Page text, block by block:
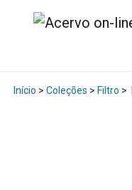
Início > Coleções > Filtro >